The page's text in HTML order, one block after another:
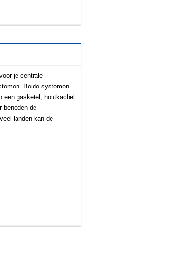
je centrale
Beide systemen
een gasketel, houtkachel
beneden de
landen kan de